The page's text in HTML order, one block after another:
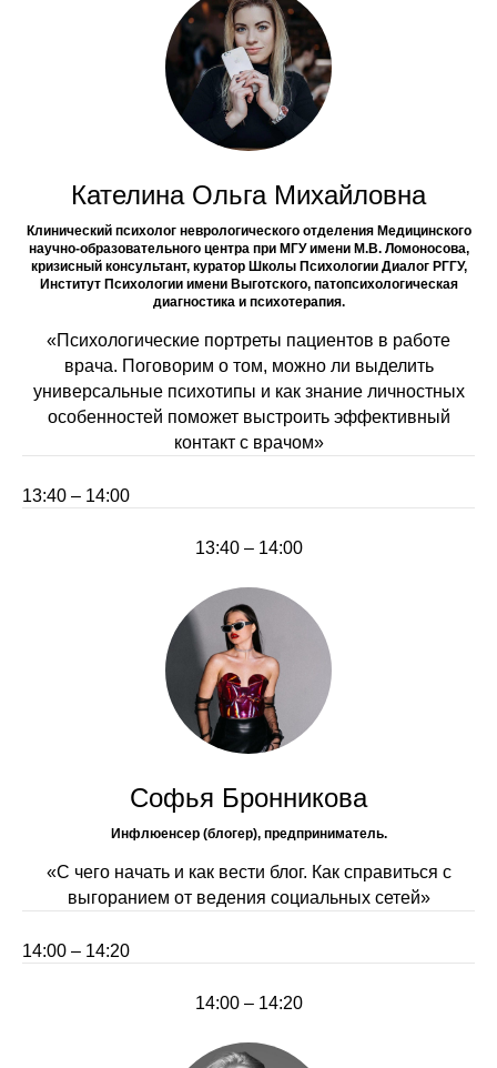
Кателина Ольга Михайловна
Клинический психолог неврологического отделения Медицинского
научно-образовательного центра при МГУ имени М.В. Ломоносова,
кризисный консультант, куратор Школы Психологии Диалог РГГУ,
Институт Психологии имени Выготского, патопсихологическая
диагностика и психотерапия.
«Психологические портреты пациентов в работе
врача. Поговорим о том, можно ли выделить
универсальные психотипы и как знание личностных
особенностей поможет выстроить эффективный
контакт с врачом»
13:40 – 14:00
13:40 – 14:00
Софья Бронникова
Инфлюенсер (блогер), предприниматель.
«С чего начать и как вести блог. Как справиться с
выгоранием от ведения социальных сетей»
14:00 – 14:20
14:00 – 14:20